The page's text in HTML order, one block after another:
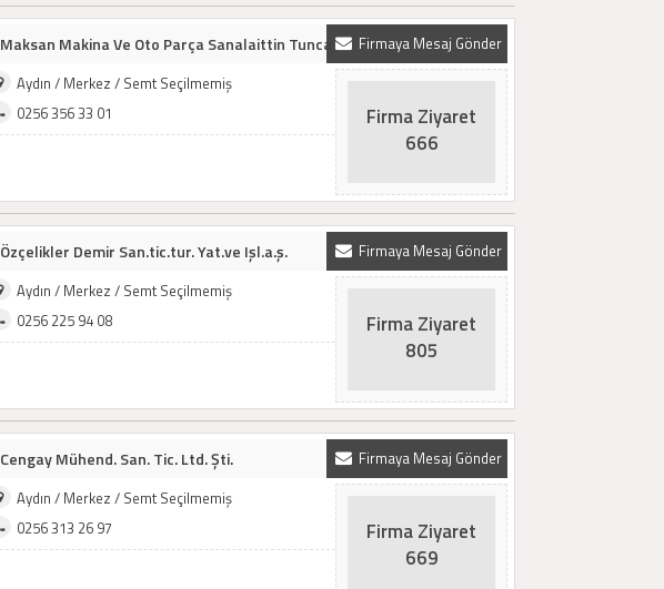
Firmaya Mesaj Gönder
Maksan Makina Ve Oto Parça Sanalaittin Tunca
Aydın / Merkez / Semt Seçilmemiş
0256 356 33 01
Firma Ziyaret
666
Firmaya Mesaj Gönder
Özçelikler Demir San.tic.tur. Yat.ve Işl.a.ş.
Aydın / Merkez / Semt Seçilmemiş
0256 225 94 08
Firma Ziyaret
805
Firmaya Mesaj Gönder
Cengay Mühend. San. Tic. Ltd. Şti.
Aydın / Merkez / Semt Seçilmemiş
0256 313 26 97
Firma Ziyaret
669